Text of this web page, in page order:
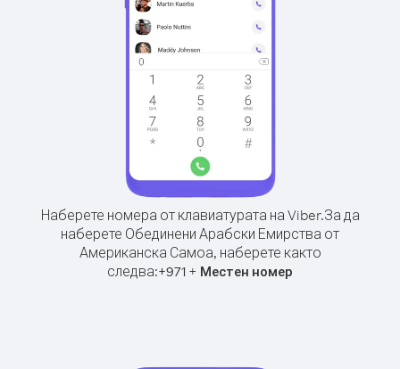
Наберете номера от клавиатурата на Viber.За да
наберете Обединени Арабски Емирства от
Американска Самоа, наберете както
следва:+971 + Местен номер